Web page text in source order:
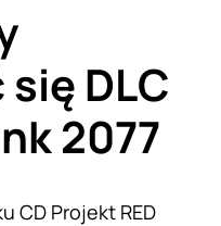
DLC
2077
CD Projekt RED